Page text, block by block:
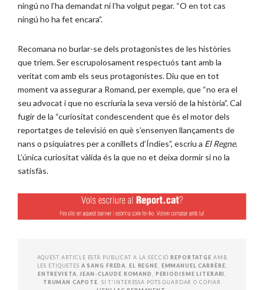
ningú no l’ha demandat ni l’ha volgut pegar. “O en tot cas
ningú ho ha fet encara”.
Recomana no burlar-se dels protagonistes de les històries
que triem. Ser escrupolosament respectuós tant amb la
veritat com amb els seus protagonistes. Diu que en tot
moment va assegurar a Romand, per exemple, que “no era el
seu advocat i que no escriuria la seva versió de la història”. Cal
fugir de la “curiositat condescendent que és el motor dels
reportatges de televisió en què s’ensenyen llançaments de
nans o psiquiatres per a conillets d’Índies”, escriu a El Regne.
L’única curiositat vàlida és la que no et deixa dormir si no la
satisfàs.
AQUEST ARTICLE ESTÀ PUBLICAT A LA SECCIÓREPORTATGE AMB
LES ETIQUETES A SANG FREDA EL REGNE EMMANUEL CARRÈRE
ENTREVISTA
JEAN-CLAUDE ROMAND PERIODISME LITERARI
TRUMAN CAPOTE
. SI T'INTERESSA POTS GUARDAR O COPIAR